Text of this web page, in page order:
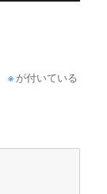
※ が付いている